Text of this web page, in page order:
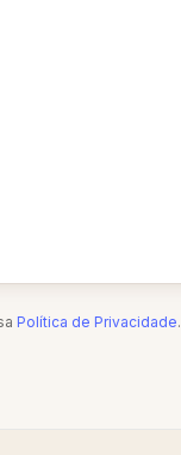
Política de Privacidade.